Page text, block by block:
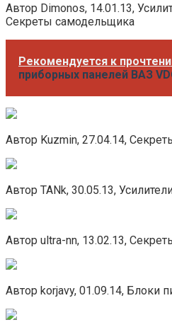
Автор Dimonos, 14.01.13,
Секреты самодельщика
Рекомендуется к
приборных панелей ВАЗ
Автор Kuzmin, 27.04.14,
Автор TANk, 30.05.13,
Автор ultra-nn, 13.02.13,
Автор korjavy, 01.09.14, Блоки